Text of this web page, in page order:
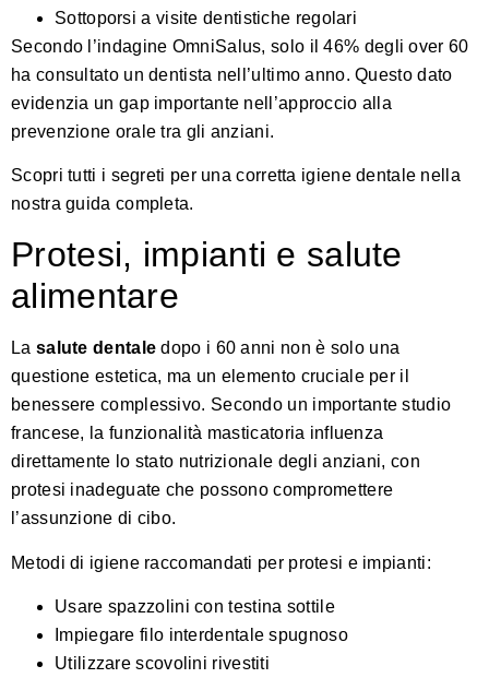
Sottoporsi a visite dentistiche regolari
Secondo l’indagine OmniSalus, solo il 46% degli over 60
ha consultato un dentista nell’ultimo anno. Questo dato
evidenzia un gap importante nell’approccio alla
prevenzione orale tra gli anziani.
Scopri tutti i segreti per una corretta igiene dentale nella
nostra guida completa.
Protesi, impianti e salute
alimentare
La salute dentale dopo i 60 anni non è solo una
questione estetica, ma un elemento cruciale per il
benessere complessivo. Secondo un importante studio
francese, la funzionalità masticatoria influenza
direttamente lo stato nutrizionale degli anziani, con
protesi inadeguate che possono compromettere
l’assunzione di cibo.
Metodi di igiene raccomandati per protesi e impianti:
Usare spazzolini con testina sottile
Impiegare filo interdentale spugnoso
Utilizzare scovolini rivestiti